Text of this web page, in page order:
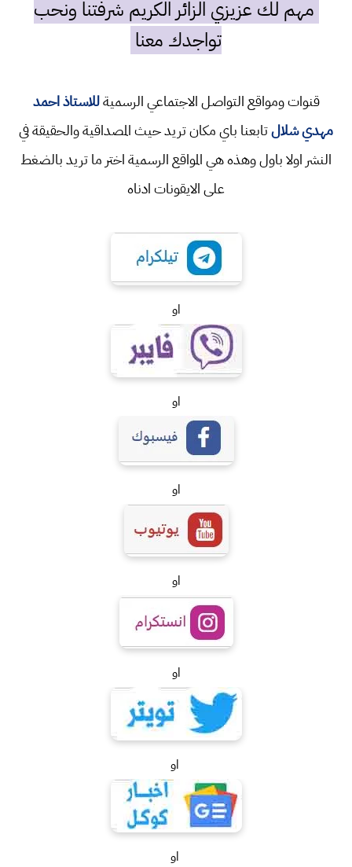
مهم لك عزيزي الزائر الكريم شرفتنا ونحب
تواجدك معنا
قنوات ومواقع التواصل الاجتماعي الرسميةللاستاذ احمد
مهدي شلالتابعنا باي مكان تريد حيث المصداقية والحقيقة في
النشر اولا باول وهذه هي المواقع الرسمية اختر ما تريد بالضغط
على الايقونات ادناه
او
او
او
او
او
او
او